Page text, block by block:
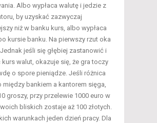
Albo wypłaca walutę i jedzie z
by uzyskać zazwyczaj
niż w banku kurs, albo wypłaca
kursie banku. Na pierwszy rzut oka
jeśli się głębiej zastanowić i
walut, okazuje się, że gra toczy
o spore pieniądze. Jeśli różnica
między bankiem a kantorem sięga,
groszy, przy przelewie 1000 euro w
bliskich zostaje aż 100 złotych.
warunkach jeden dzień pracy. Dla